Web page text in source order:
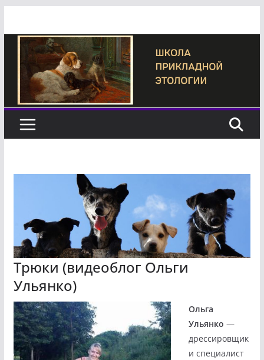
содержимому
Трюки (видеоблог Ольги
Ульянко)
Ольга
Ульянко —
дрессировщик
и специалист